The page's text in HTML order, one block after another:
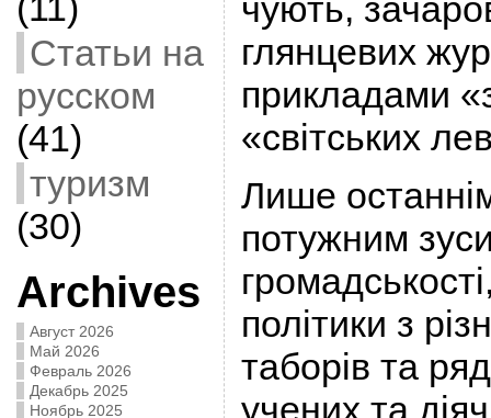
Статьи на
русском
(41)
туризм
(30)
Archives
Август 2026
Май 2026
Февраль 2026
Декабрь 2025
Ноябрь 2025
чують,
глянцевих
прикладами
«світських
Лише
потужним
політики з
таборів та
учених та